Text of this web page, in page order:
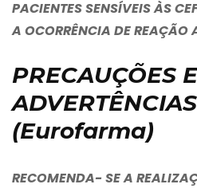
PACIENTES SENSÍVEIS ÀS
A OCORRÊNCIA DE REAÇÃO
PRECAUÇÕES E
(Eurofarma)
RECOMENDA- SE A